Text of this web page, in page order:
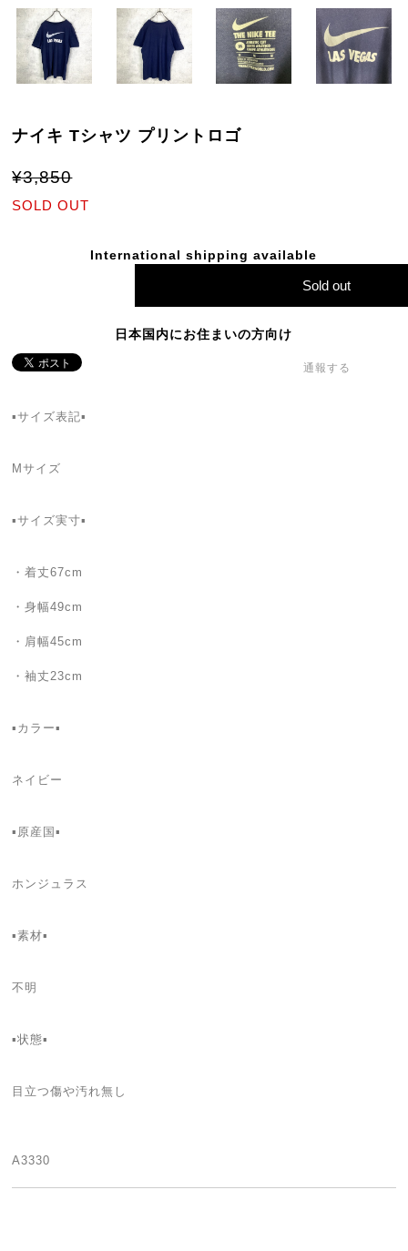
ナイキ Tシャツ プリントロゴ
¥3,850
SOLD OUT
International shipping available
Sold out
日本国内にお住まいの方向け
通報する
▪サイズ表記▪
Mサイズ
▪サイズ実寸▪
・着丈67cm
・身幅49cm
・肩幅45cm
・袖丈23cm
▪カラー▪
ネイビー
▪原産国▪
ホンジュラス
▪素材▪
不明
▪状態▪
目立つ傷や汚れ無し
A3330